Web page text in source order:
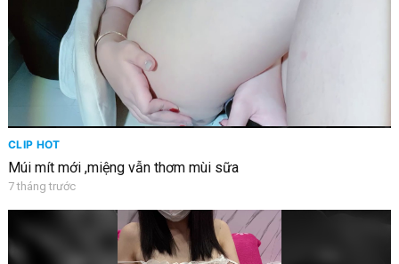
CLIP HOT
Múi mít mới ,miệng vẫn thơm mùi sữa
7 tháng trước